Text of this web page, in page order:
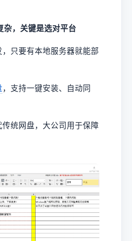
杂，关键是选对平台
，只要有本地服务器就能部
，支持一键安装、自动同
传统网盘，大公司用于保障